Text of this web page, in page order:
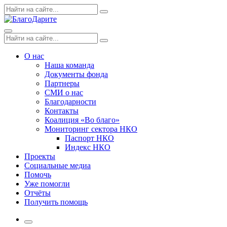
Skip
to
Поиск
по:
Search
Menu
Поиск
по:
Search
О нас
Наша команда
Документы фонда
Партнеры
СМИ о нас
Благодарности
Контакты
Коалиция «Во благо»
Мониторинг сектора НКО
Паспорт НКО
Индекс НКО
Проекты
Социальные медиа
Помочь
Уже помогли
Отчёты
Получить помощь
More